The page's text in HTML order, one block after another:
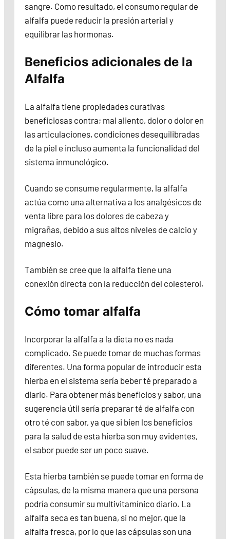
sangre. Como resultado, el consumo regular de
alfalfa puede reducir la presión arterial y
equilibrar las hormonas.
Beneficios adicionales de la
Alfalfa
La alfalfa tiene propiedades curativas
beneficiosas contra; mal aliento, dolor o dolor en
las articulaciones, condiciones desequilibradas
de la piel e incluso aumenta la funcionalidad del
sistema inmunológico.
Cuando se consume regularmente, la alfalfa
actúa como una alternativa a los analgésicos de
venta libre para los dolores de cabeza y
migrañas, debido a sus altos niveles de calcio y
magnesio.
También se cree que la alfalfa tiene una
conexión directa con la reducción del colesterol.
Cómo tomar alfalfa
Incorporar la alfalfa a la dieta no es nada
complicado. Se puede tomar de muchas formas
diferentes. Una forma popular de introducir esta
hierba en el sistema sería beber té preparado a
diario. Para obtener más beneficios y sabor, una
sugerencia útil sería preparar té de alfalfa con
otro té con sabor, ya que si bien los beneficios
para la salud de esta hierba son muy evidentes,
el sabor puede ser un poco suave.
Esta hierba también se puede tomar en forma de
cápsulas, de la misma manera que una persona
podría consumir su multivitamínico diario. La
alfalfa seca es tan buena, si no mejor, que la
alfalfa fresca, por lo que las cápsulas son una